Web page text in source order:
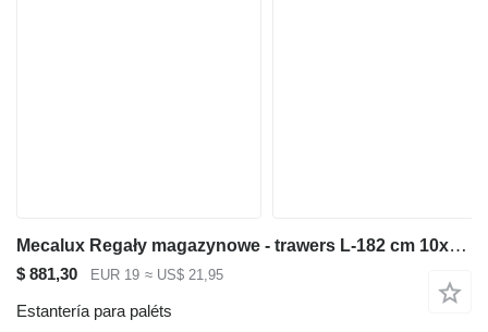
Mecalux Regały magazynowe - trawers L-182 cm 10x5 cm nowy
$ 881,30 EUR 19 ≈ US$ 21,95
Estantería para paléts